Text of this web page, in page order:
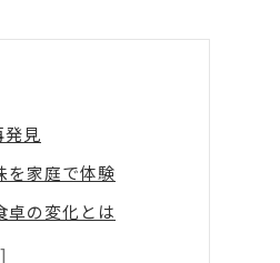
発見
を家庭で体験
卓の変化とは
自の魅力